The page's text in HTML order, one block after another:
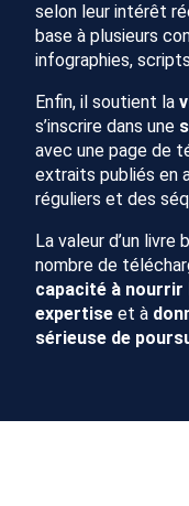
selon leur intérêt
base à plusieurs
infographies,
Enfin, il soutient la
s’inscrire dans une
avec une page de
extraits publiés en
réguliers et des
La valeur d’un
nombre de
capacité à nourrir
expertise et à
sérieuse de